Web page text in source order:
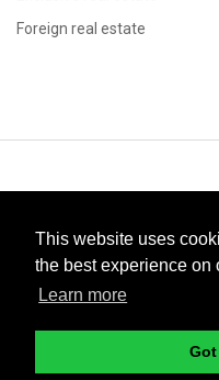
This website uses
the best experience on
Learn more
Foreign real estate
© 2026 Green